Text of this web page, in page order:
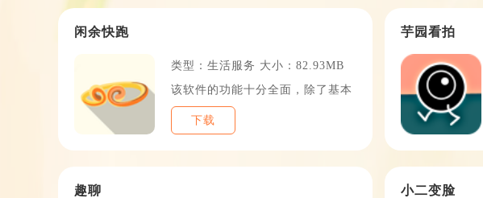
闲余快跑
类型：生活服务 大小：82.93MB
该软件的功能十分全面，除了基本
下载
芋园看拍
趣聊
小二变脸